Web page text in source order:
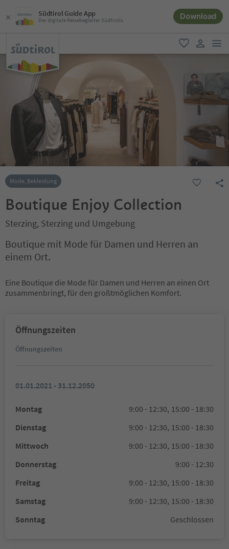
Südtirol Guide App
Der digitale Reisebegleiter Südtirols Download
favorit
user link
Mode, Bekleidung
Boutique Enjoy Collection
Sterzing, Sterzing und Umgebung
Boutique mit Mode für Damen und Herren an
einem Ort.
Eine Boutique die Mode für Damen und Herren an einen Ort
zusammenbringt, für den großtmöglichen Komfort.
Öffnungszeiten
Öffnungszeiten
01.01.2021 - 31.12.2050
Montag 9:00 - 12:30, 15:00 - 18:30
Dienstag
9:00 - 12:30, 15:00 - 18:30
Mittwoch
9:00 - 12:30, 15:00 - 18:30
Donnerstag
9:00 - 12:30
Freitag
9:00 - 12:30, 15:00 - 18:30
Samstag
9:00 - 12:30, 15:00 - 18:30
Sonntag
Geschlossen